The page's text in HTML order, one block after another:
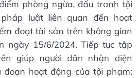
phòng ngừa, đấu tranh tội
luật liên quan đến hoạt
đoạt tài sản trên không gian
ngày 15/6/2024. Tiếp tục tập
giúp người dân nhận diện
đoạn hoạt động của tội phạm;